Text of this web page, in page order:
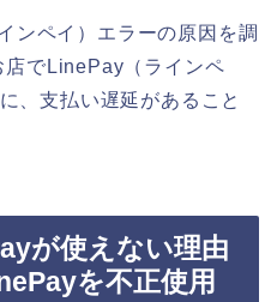
ンペイ）エラーの原因を調
でLinePay（ラインペ
、支払い遅延があること
が使えない理由
を不正使用